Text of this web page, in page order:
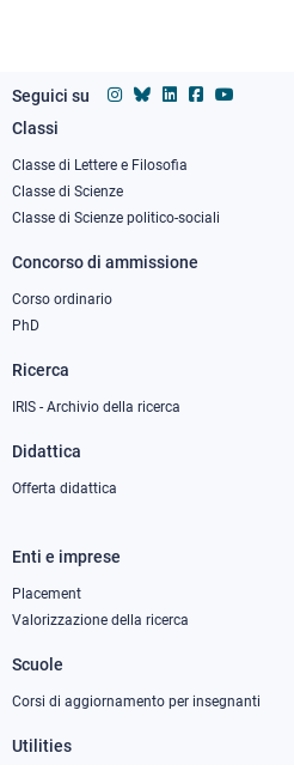
Seguici su
Footer
column
1
Classi
Classe di Lettere e Filosofia
Classe di Scienze
Classe di Scienze politico-sociali
Concorso di ammissione
Corso ordinario
PhD
Ricerca
IRIS - Archivio della ricerca
Didattica
Offerta didattica
Footer
column
Enti e imprese
Placement
Valorizzazione della ricerca
Scuole
Corsi di aggiornamento per insegnanti
Utilities